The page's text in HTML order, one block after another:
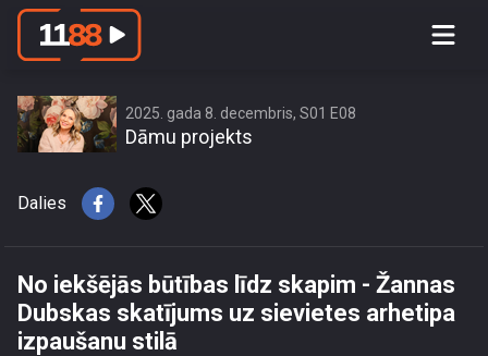
No iekšējās būtības līdz skapim -
sievietes arhetipa izpaušanu stilā
2025. gada 8. decembris, S01 E08
Dāmu projekts
Dalies
No iekšējās būtības līdz skapim - Žannas
Dubskas skatījums uz sievietes arhetipa
izpaušanu stilā